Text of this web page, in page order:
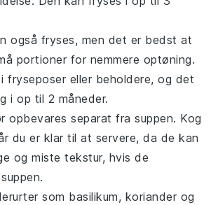
også fryses, men det er bedst at
portioner for nemmere optøning.
fryseposer eller beholdere, og det
i op til 2 måneder.
opbevares separat fra suppen. Kog
du er klar til at servere, da de kan
og miste tekstur, hvis de
som basilikum, koriander og